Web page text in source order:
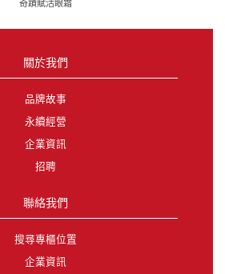
奇蹟賦活眼霜
關於我們
品牌故事
永續經營
企業資訊
招聘
聯絡我們
搜尋專櫃位置
企業資訊